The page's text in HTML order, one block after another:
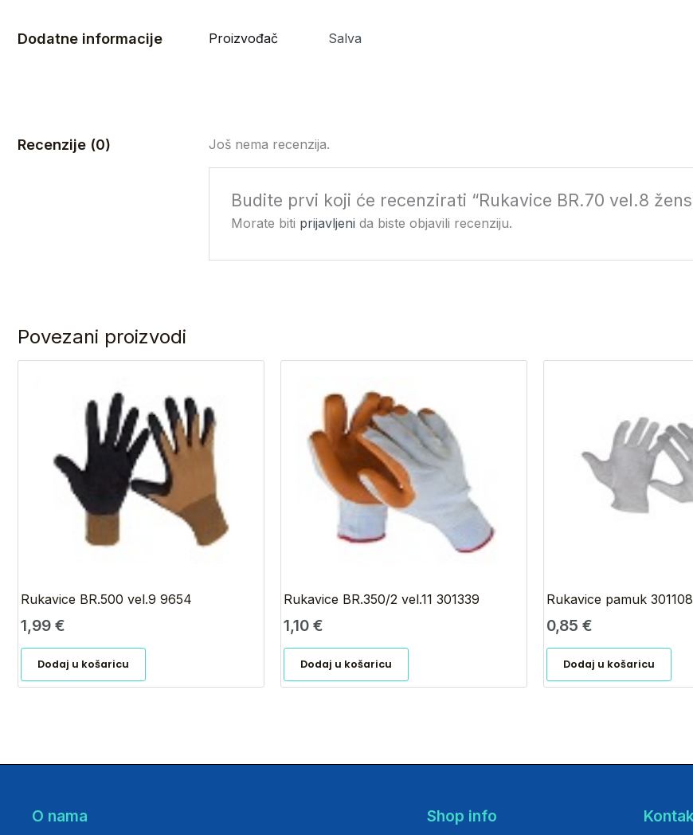
Dodatne informacije Proizvođač Salva
Recenzije (0) Još nema recenzija.
Budite prvi koji će recenzirati “Rukavice BR.70 vel.8
Morate biti prijavljeni da biste objavili recenziju.
Povezani proizvodi
Rukavice BR.500 vel.9 9654
1,99€
Dodaj u košaricu
Rukavice BR.350/2 vel.11 301339
1,10€
Dodaj u košaricu
Rukavice pamuk 301108
0,85€
Dodaj u košaricu
O nama Shop info